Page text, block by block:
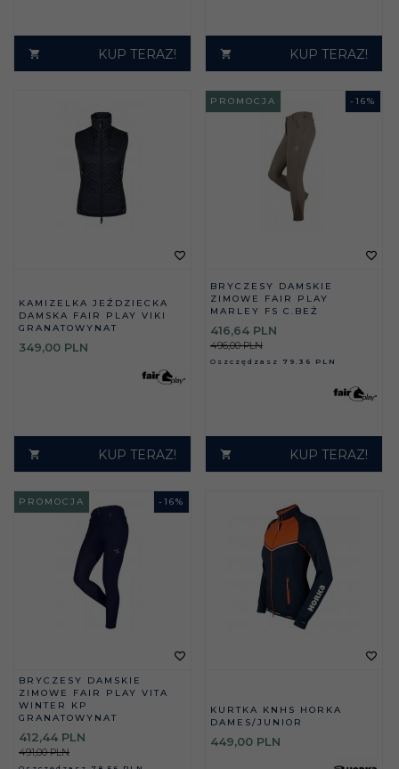
KUP TERAZ! KUP TERAZ!
KAMIZELKA JEŹDZIECKA
DAMSKA FAIR PLAY VIKI
GRANATOWYNAT
349,00 PLN
KUP TERAZ!
- 16%
PROMOCJA
BRYCZESY DAMSKIE
ZIMOWE FAIR PLAY
MARLEY FS C.BEŻ
416,64 PLN
496,00 PLN
Oszczędzasz 79.36 PLN
KUP TERAZ!
- 16%
PROMOCJA
BRYCZESY DAMSKIE
ZIMOWE FAIR PLAY VITA
WINTER KP
GRANATOWYNAT
412,44 PLN
491,00 PLN
KURTKA KNHS HORKA
DAMES/JUNIOR
449,00 PLN